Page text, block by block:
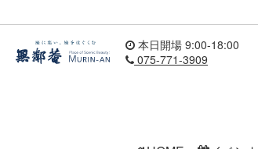
本日開場 9:00-18:00
075-771-3909